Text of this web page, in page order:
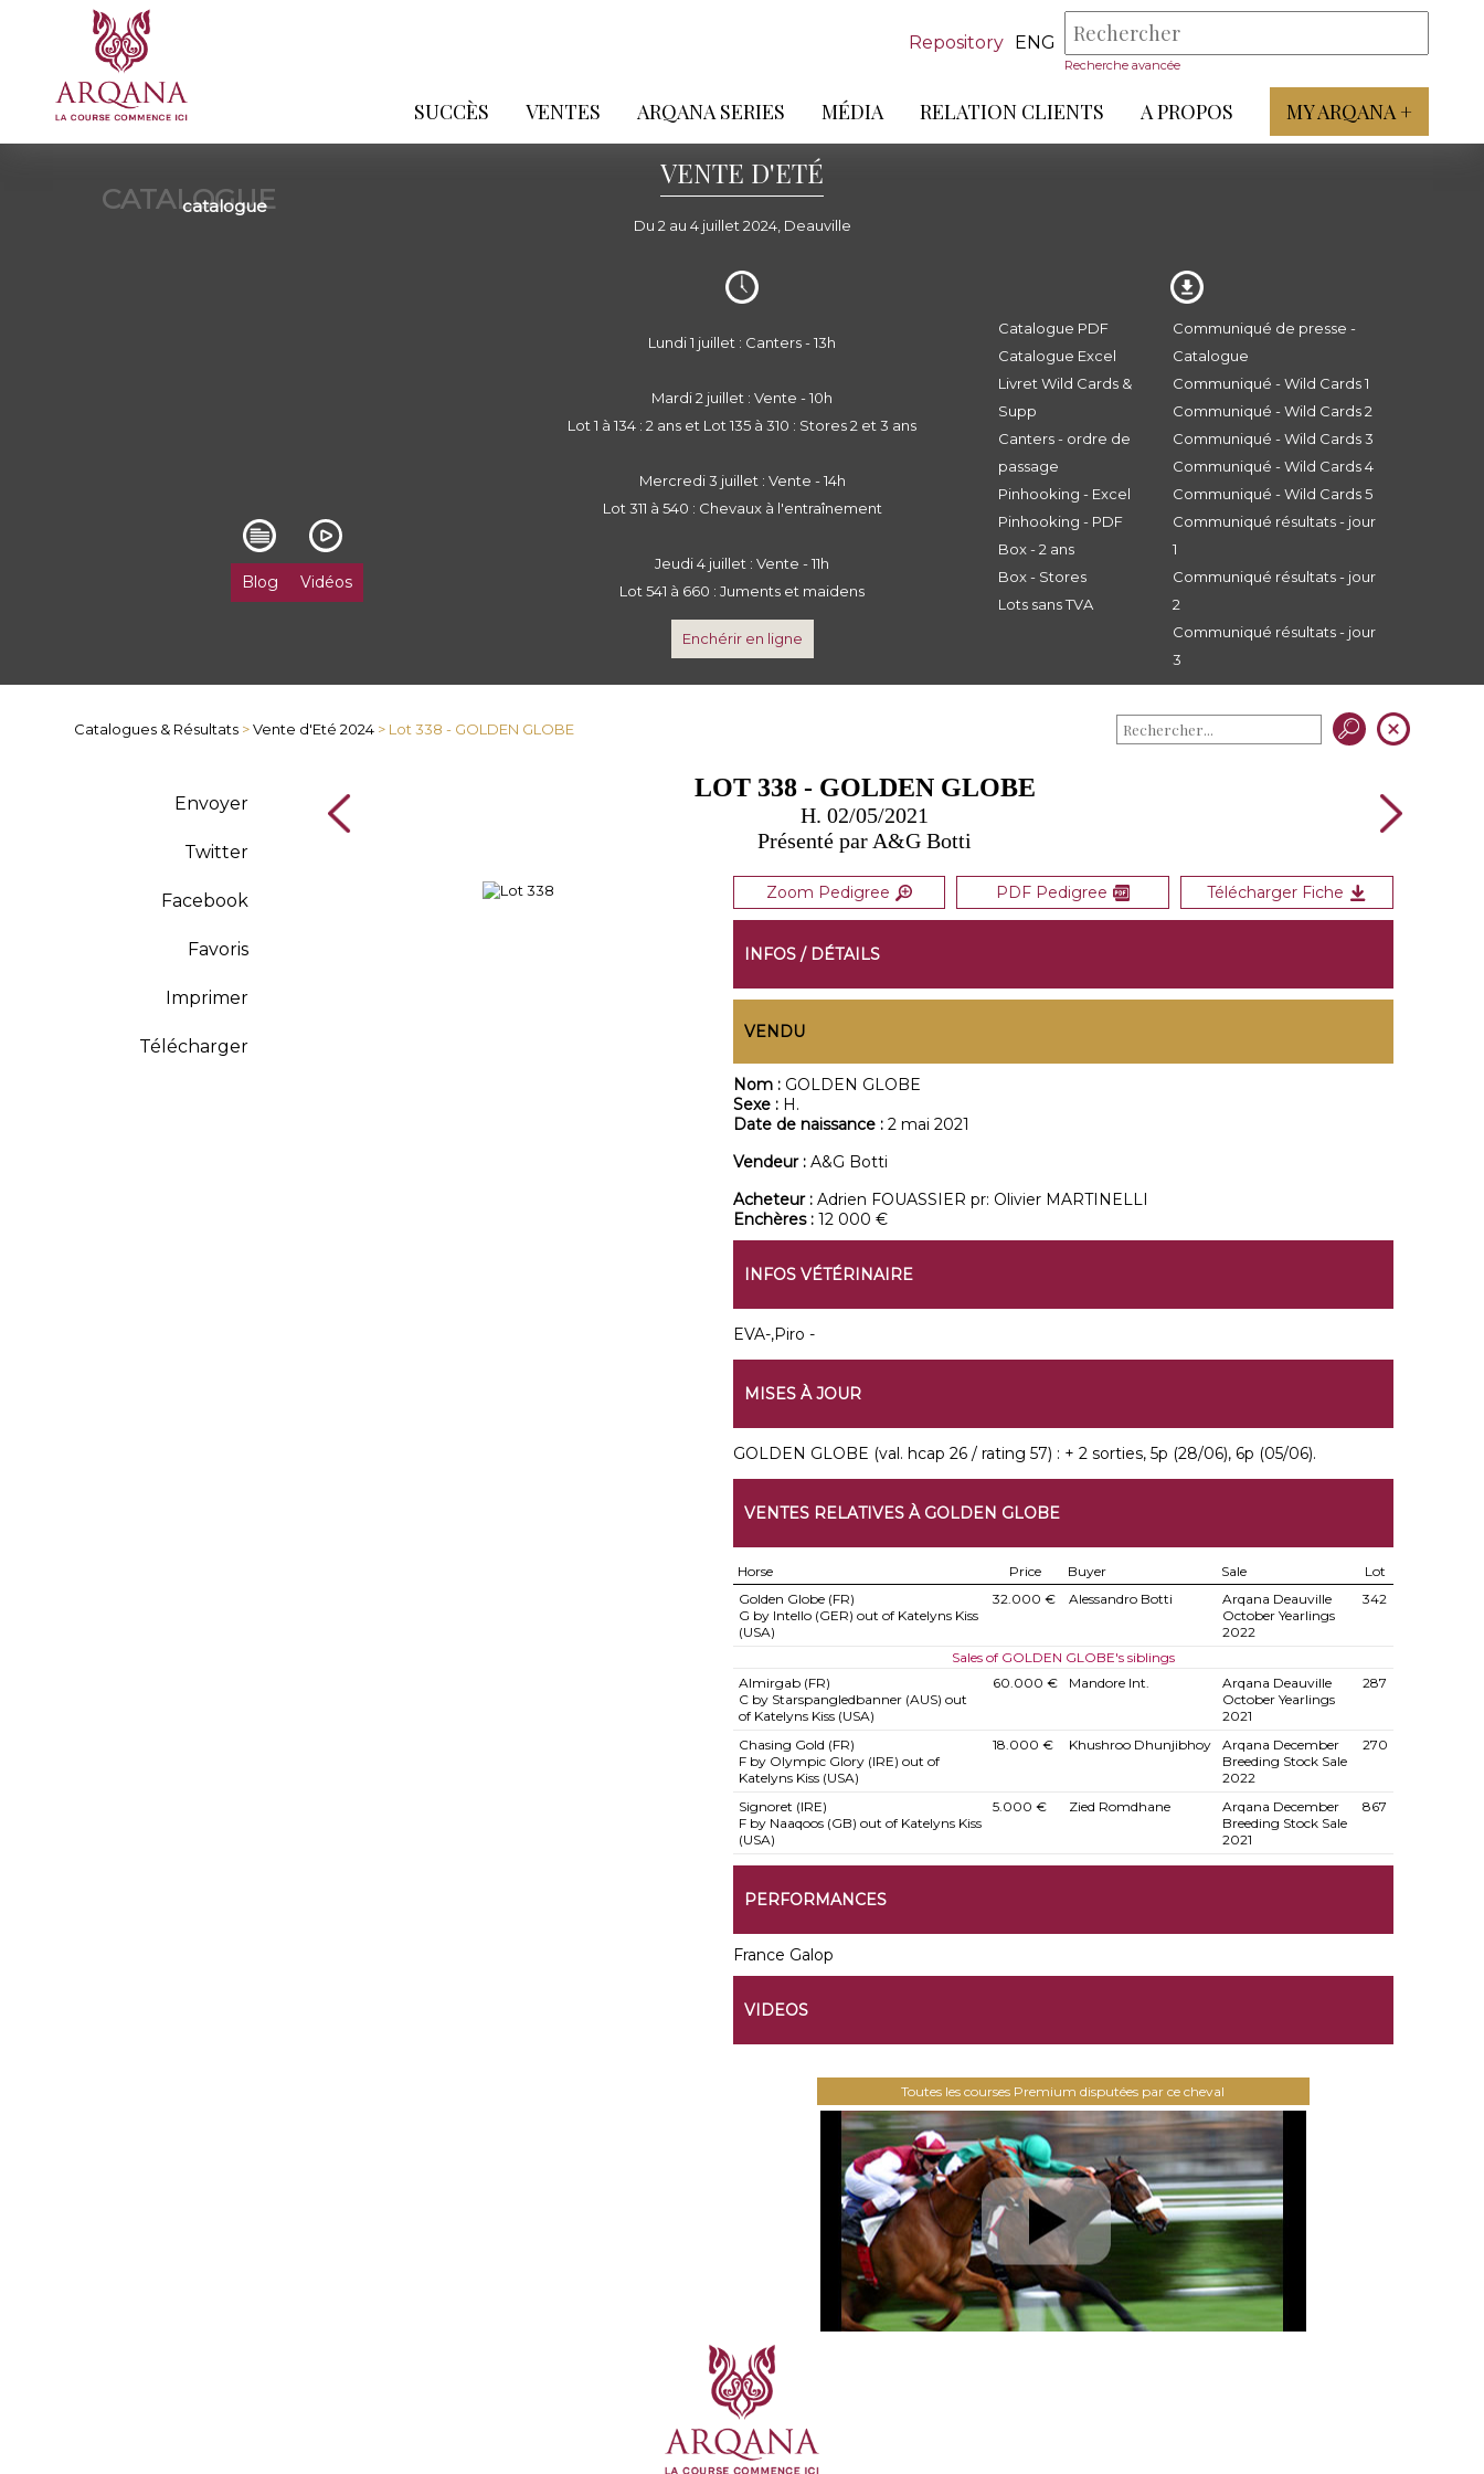
Repository ENG
Recherche avancée
SUCCÈS VENTES ARQANA SERIES MÉDIA RELATION CLIENTS A PROPOS MY ARQANA +
CATALOGUE
catalogue
VENTE D'ETÉ
Du 2 au 4 juillet 2024, Deauville
Blog Vidéos
Lundi 1 juillet : Canters - 13h
Mardi 2 juillet : Vente - 10h
Lot 1 à 134 : 2 ans et Lot 135 à 310 : Stores 2 et 3 ans
Mercredi 3 juillet : Vente - 14h
Lot 311 à 540 : Chevaux à l'entraînement
Jeudi 4 juillet : Vente - 11h
Lot 541 à 660 : Juments et maidens
Enchérir en ligne
Catalogue PDF
Catalogue Excel
Livret Wild Cards &
Supp
Canters - ordre de
passage
Pinhooking - Excel
Pinhooking - PDF
Box - 2 ans
Box - Stores
Lots sans TVA
Communiqué de presse -
Catalogue
Communiqué - Wild Cards 1
Communiqué - Wild Cards 2
Communiqué - Wild Cards 3
Communiqué - Wild Cards 4
Communiqué - Wild Cards 5
Communiqué résultats - jour
1
Communiqué résultats - jour
2
Communiqué résultats - jour
3
Catalogues & Résultats >Vente d'Eté 2024 > Lot 338 - GOLDEN GLOBE
Envoyer
Twitter
Facebook
Favoris
Imprimer
Télécharger
LOT 338 - GOLDEN GLOBE
H. 02/05/2021
Présenté par A&G Botti
Zoom Pedigree PDF Pedigree Télécharger Fiche
INFOS / DÉTAILS
VENDU
Nom : GOLDEN GLOBE
Sexe : H.
Date de naissance : 2 mai 2021
Vendeur : A&G Botti
Acheteur : Adrien FOUASSIER pr: Olivier MARTINELLI
Enchères : 12 000 €
INFOS VÉTÉRINAIRE
EVA-,Piro -
MISES À JOUR
GOLDEN GLOBE (val. hcap 26 / rating 57) : + 2 sorties, 5p (28/06), 6p (05/06).
VENTES RELATIVES À GOLDEN GLOBE
Horse Price Buyer Sale
Lot
Golden Globe (FR)
G by Intello (GER) out of Katelyns Kiss
(USA)
32.000 € Alessandro Botti
Arqana Deauville
October Yearlings
2022
342
Sales of GOLDEN GLOBE's siblings
Almirgab (FR)
C by Starspangledbanner (AUS) out
of Katelyns Kiss (USA)
60.000 € Mandore Int.
Arqana Deauville
October Yearlings
2021
287
Chasing Gold (FR)
F by Olympic Glory (IRE) out of
Katelyns Kiss (USA)
18.000 € Khushroo Dhunjibhoy
Arqana December
Breeding Stock Sale
2022
270
Signoret (IRE)
F by Naaqoos (GB) out of Katelyns Kiss
(USA)
5.000 € Zied Romdhane
Arqana December
Breeding Stock Sale
2021
867
PERFORMANCES
France Galop
VIDEOS
Toutes les courses Premium disputées par ce cheval